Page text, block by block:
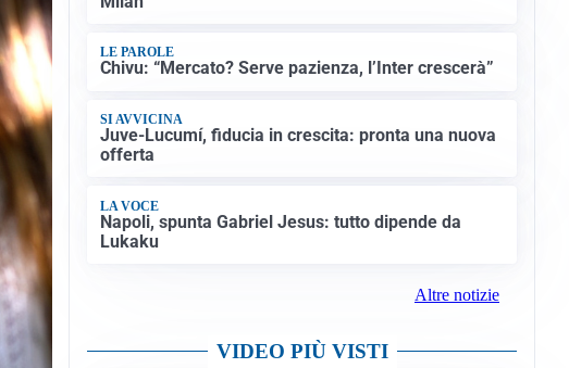
LE PAROLE
Chivu: “Mercato? Serve pazienza, l’Inter crescerà”
SI AVVICINA
Juve-Lucumí, fiducia in crescita: pronta una nuova
offerta
LA VOCE
Napoli, spunta Gabriel Jesus: tutto dipende da
Lukaku
Altre notizie
VIDEO PIÙ VISTI